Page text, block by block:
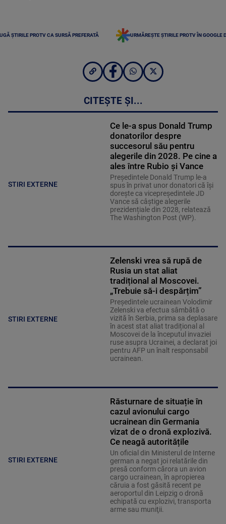
ȘTIRILE PROTV CA SURSĂ PREFERATĂ URMĂREȘTE ȘTIRILE PROTV ÎN GOOGLE
CITEȘTE ȘI...
STIRI EXTERNE
Ce le-a spus Donald Trump
donatorilor despre
succesorul său pentru
alegerile din 2028. Pe cine a
ales între Rubio și Vance
Președintele Donald Trump le-a
spus în privat unor donatori că își
dorește ca vicepreședintele JD
Vance să câștige alegerile
prezidențiale din 2028, relatează
The Washington Post (WP).
STIRI EXTERNE
Zelenski vrea să rupă de
Rusia un stat aliat
tradițional al Moscovei.
„Trebuie să-i despărțim”
Președintele ucrainean Volodimir
Zelenski va efectua sâmbătă o
vizită în Serbia, prima sa deplasare
în acest stat aliat tradițional al
Moscovei de la începutul invaziei
ruse asupra Ucrainei, a declarat joi
pentru AFP un înalt responsabil
ucrainean.
STIRI EXTERNE
Răsturnare de situație în
cazul avionului cargo
ucrainean din Germania
vizat de o dronă explozivă.
Ce neagă autoritățile
Un oficial din Ministerul de Interne
german a negat joi relatările din
presă conform cărora un avion
cargo ucrainean, în apropierea
căruia a fost găsită recent pe
aeroportul din Leipzig o dronă
echipată cu explozivi, transporta
arme sau muniţii.